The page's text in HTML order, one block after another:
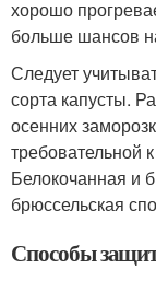
хорошо
больше шансов
Следует
сорта капусты.
осенних
требовательной
Белокочанная и
брюссельская
Способы